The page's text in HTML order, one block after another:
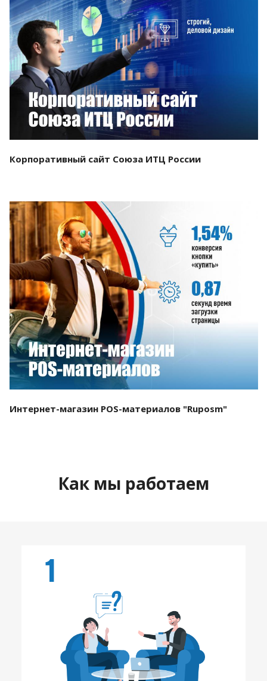
Смотреть проект
Корпоративный сайт Союза ИТЦ России
Смотреть проект
Интернет-магазин POS-материалов "Ruposm"
Как мы работаем
1